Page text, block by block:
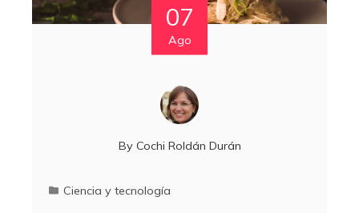
07
Ago
By Cochi Roldán Durán
Ciencia y tecnología